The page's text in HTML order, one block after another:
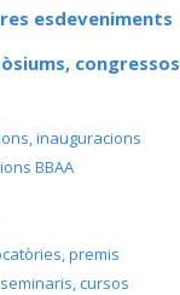
esdeveniments
congressos
inauguracions
BBAA
premis
cursos